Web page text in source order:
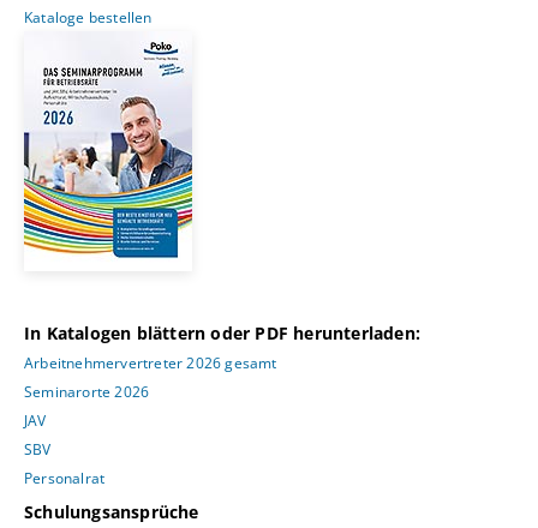
Kataloge bestellen
In Katalogen blättern oder PDF herunterladen:
Arbeitnehmervertreter 2026 gesamt
Seminarorte 2026
JAV
SBV
Personalrat
Schulungsansprüche